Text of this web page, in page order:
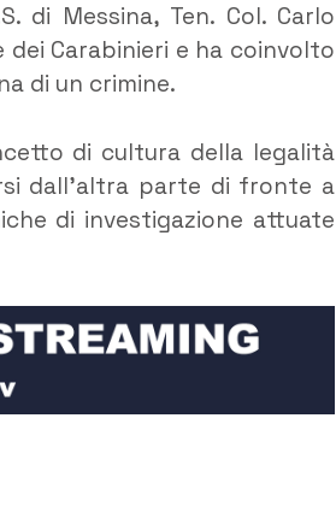
di Messina, Ten. Col. Carlo
Carabinieri e ha coinvolto
di un crimine.
di cultura della legalità
dall’altra parte di fronte a
di investigazione attuate